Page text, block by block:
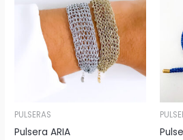
PULSERAS
Pulsera ARIA